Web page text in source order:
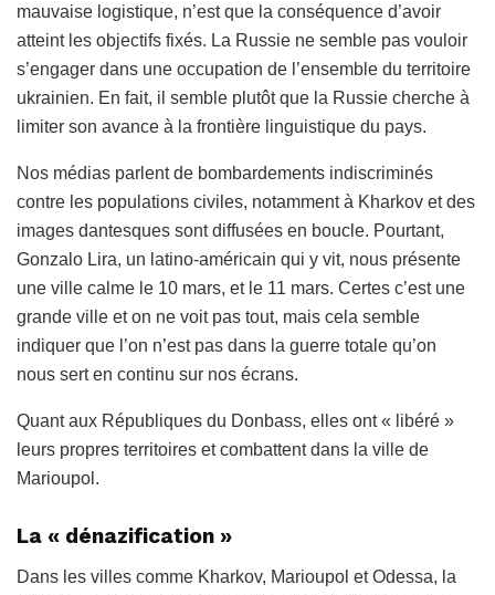
mauvaise logistique, n’est que la conséquence d’avoir
atteint les objectifs fixés. La Russie ne semble pas vouloir
s’engager dans une occupation de l’ensemble du territoire
ukrainien. En fait, il semble plutôt que la Russie cherche à
limiter son avance à la frontière linguistique du pays.
Nos médias parlent de bombardements indiscriminés
contre les populations civiles, notamment à Kharkov et des
images dantesques sont diffusées en boucle. Pourtant,
Gonzalo Lira, un latino-américain qui y vit, nous présente
une ville calme le 10 mars, et le 11 mars. Certes c’est une
grande ville et on ne voit pas tout, mais cela semble
indiquer que l’on n’est pas dans la guerre totale qu’on
nous sert en continu sur nos écrans.
Quant aux Républiques du Donbass, elles ont « libéré »
leurs propres territoires et combattent dans la ville de
Marioupol.
La « dénazification »
Dans les villes comme Kharkov, Marioupol et Odessa, la